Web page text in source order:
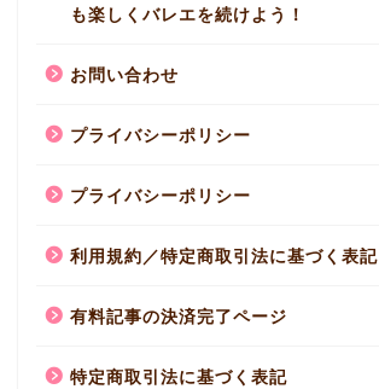
も楽しくバレエを続けよう！
お問い合わせ
プライバシーポリシー
プライバシーポリシー
利用規約／特定商取引法に基づく表記
有料記事の決済完了ページ
特定商取引法に基づく表記